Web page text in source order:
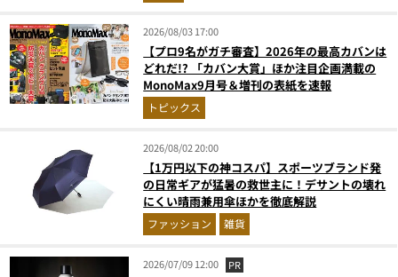
2026/08/03 17:00
【プロ9名がガチ審査】2026年の最高カバンは
どれだ!? 「カバン大賞」ほか注目企画満載の
MonoMax9月号＆増刊の表紙を速報
トピックス
2026/08/02 20:00
【1万円以下の神コスパ】スポーツブランド発
の日常ギアが猛暑の救世主に！デサントの壊れ
にくい晴雨兼用傘ほかを徹底解説
ファッション 雑貨
2026/07/09 12:00 PR